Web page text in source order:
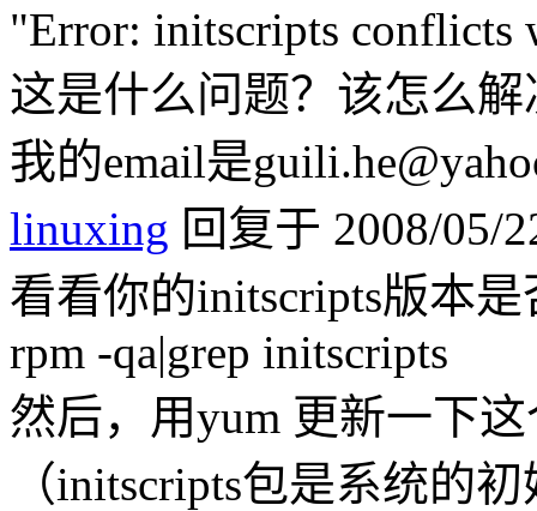
"Error: initscripts conflicts
这是什么问题？该怎么解
我的email是
linuxing 回复于 2008/05/
看看你的initscripts版本
rpm -qa|grep initscripts
然后，用yum 更新一下
（initscripts包是系统的